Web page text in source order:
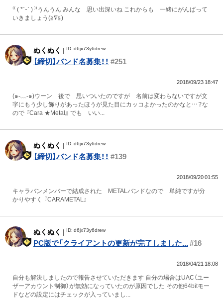
⁽⁽ ( *ˊᵕˋ ) ⁾⁾うんうん みんな 思い出深いね これからも 一緒にがんばって
いきましょう(≧∇≦)
ぬくぬく | ID: d6jx73y6drew
【締切】バンド名募集！！ #251
2018/09/23 18:47
(๑-﹏-๑)ウーン 後で 思いついたのですが 名前は変わらないですが文
字にもう少し飾りがあったほうが見た目にカッコよかったのかなと…？な
ので 『Cara ★Metal』 でも いい...
ぬくぬく | ID: d6jx73y6drew
【締切】バンド名募集！！ #139
2018/09/20 01:55
キャラバンメンバーで結成された METALバンドなので 単純ですが分
かりやすく 『CARAMETAL』
ぬくぬく | ID: d6jx73y6drew
PC版で「クライアントの更新が完了しました...#16
2018/04/21 18:08
自分も解決しましたので報告させていただきます 自分の場合はUAC（ユー
ザーアカウント制御）が無効になっていたのが原因でした その他64bitモー
ドなどの設定にはチェックが入っていまし...